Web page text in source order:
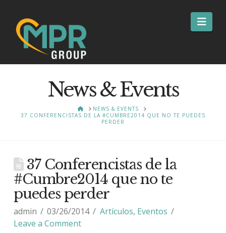
News & Events
HOMENEWS & EVENTS
37 CONFERENCISTAS DE LA #CUMBRE2014 QUE NO TE PUEDES
PERDER
37 Conferencistas de la
#Cumbre2014 que no te
puedes perder
admin 03/26/2014 Artículos, Eventos
Leave a Comment